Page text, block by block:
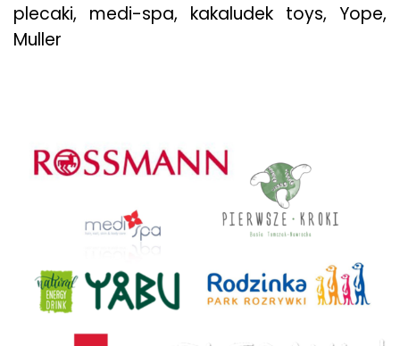
plecaki, medi-spa, kakaludek toys, Yope,
Muller